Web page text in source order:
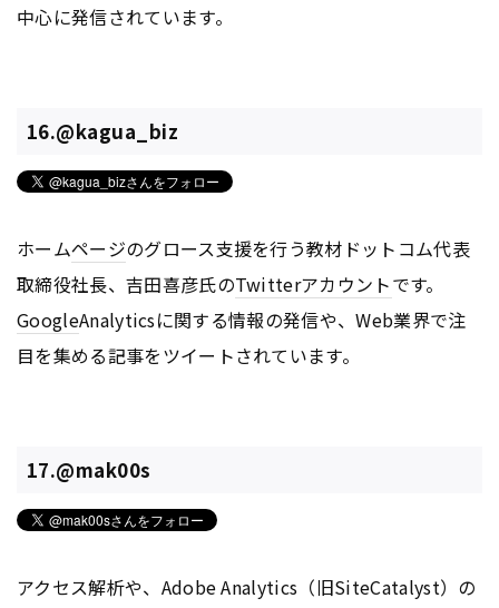
中心に発信されています。
16.@kagua_biz
ホームページのグロース支援を行う教材ドットコム代表
取締役社長、吉田喜彦氏のTwitterアカウントです。
GoogleAnalyticsに関する情報の発信や、Web業界で注
目を集める記事をツイートされています。
17.@mak00s
アクセス解析や、Adobe Analytics（旧SiteCatalyst）の